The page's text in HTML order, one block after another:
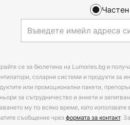
се за бюлетина на Lumories.bg и
соларни системи и продукти за
или промоционални пакети,
за сътрудничество и анкети и
му по всяко време, като
съобщение чрезформата за контакт.